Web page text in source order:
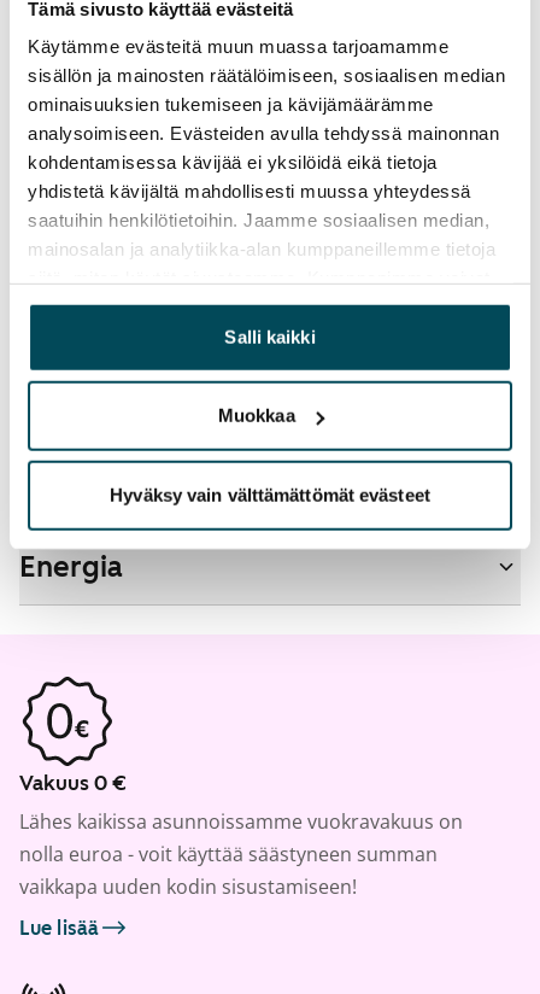
Tämä sivusto käyttää evästeitä
Käytämme evästeitä muun muassa tarjoamamme
sisällön ja mainosten räätälöimiseen, sosiaalisen median
ominaisuuksien tukemiseen ja kävijämäärämme
analysoimiseen. Evästeiden avulla tehdyssä mainonnan
kohdentamisessa kävijää ei yksilöidä eikä tietoja
yhdistetä kävijältä mahdollisesti muussa yhteydessä
saatuihin henkilötietoihin. Jaamme sosiaalisen median,
mainosalan ja analytiikka-alan kumppaneillemme tietoja
yhdistää näitä tietoja muihin tietoihin, joita olet antanut
heille tai joita on kerätty, kun olet käyttänyt heidän
palvelujaan.
Salli kaikki
Muokkaa
Hyväksy vain välttämättömät evästeet
Vuokralainen solmii itse sähkösopimuksen.
Laajakaista
Vuokraan sisältyy 50 M laajakaistaliittymä. Voit hankkia
lisänopeutta etuhintaan ottamalla yhteyttä
operaattoriin Telia.
Lemmikit sallittu
Kyllä
Savuton talo
Asuinalueen esittely ja kartta
Energia
Vakuus 0 €
Lähes kaikissa asunnoissamme vuokravakuus on
nolla euroa - voit käyttää säästyneen summan
vaikkapa uuden kodin sisustamiseen!
Lue lisää